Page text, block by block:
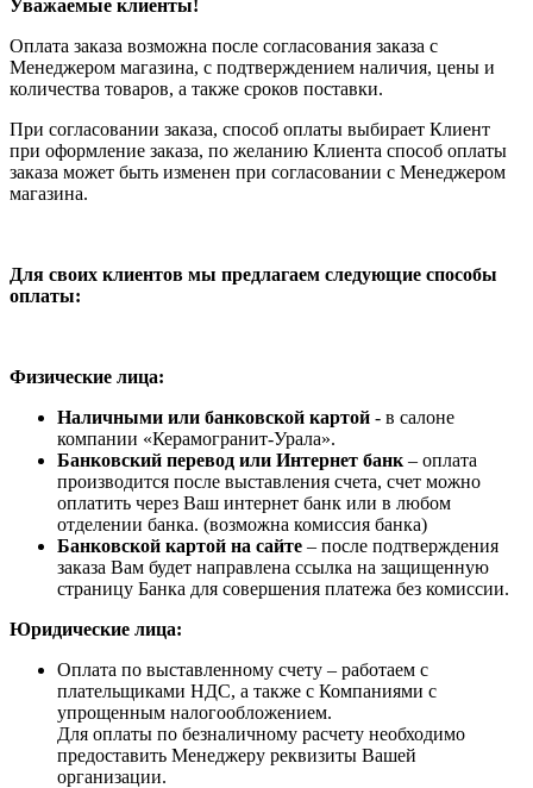
Уважаемые клиенты!
Оплата заказа возможна после согласования заказа с
Менеджером магазина, с подтверждением наличия, цены и
количества товаров, а также сроков поставки.
При согласовании заказа, способ оплаты выбирает Клиент
при оформление заказа, по желанию Клиента способ оплаты
заказа может быть изменен при согласовании с Менеджером
магазина.
Для своих клиентов мы предлагаем следующие способы
оплаты:
Физические лица:
Наличными или банковской картой - в салоне
компании «Керамогранит-Урала».
Банковский перевод или Интернет банк – оплата
производится после выставления счета, счет можно
оплатить через Ваш интернет банк или в любом
отделении банка. (возможна комиссия банка)
Банковской картой на сайте – после подтверждения
заказа Вам будет направлена ссылка на защищенную
страницу Банка для совершения платежа без комиссии.
Юридические лица:
Оплата по выставленному счету – работаем с
плательщиками НДС, а также с Компаниями с
упрощенным налогообложением.
Для оплаты по безналичному расчету необходимо
предоставить Менеджеру реквизиты Вашей
организации.